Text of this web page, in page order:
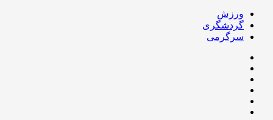
ورزش
گردشگری
سرگرمی